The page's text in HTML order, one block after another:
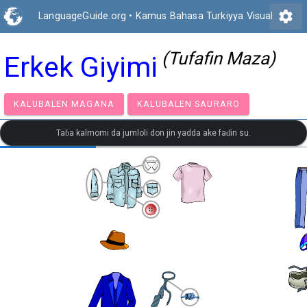
LanguageGuide.org • Kamus Bahasa Turkiyya Visual settings
Erkek Giyimi (Tufafin Maza)
KALUBALEN MAGANA KALUBALEN SAURARO
Taɓa kalmomi da jumloli don jin yadda ake faɗin su.